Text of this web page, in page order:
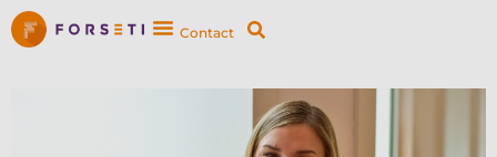
Contact